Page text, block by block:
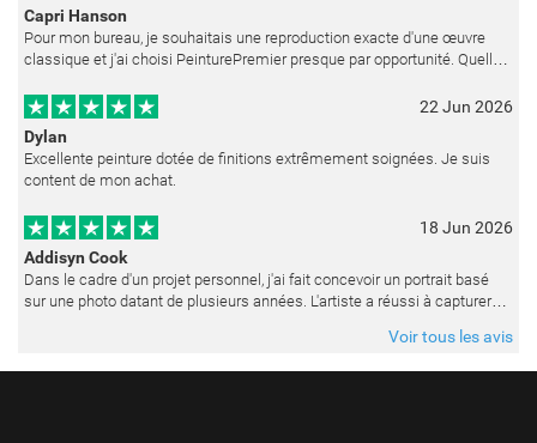
Capri Hanson
Pour mon bureau, je souhaitais une reproduction exacte d'une œuvre
classique et j'ai choisi PeinturePremier presque par opportunité. Quelle
22 Jun 2026
Dylan
Excellente peinture dotée de finitions extrêmement soignées. Je suis
content de mon achat.
18 Jun 2026
Addisyn Cook
Dans le cadre d'un projet personnel, j'ai fait concevoir un portrait basé
sur une photo datant de plusieurs années. L'artiste a réussi à capturer
Voir tous les avis